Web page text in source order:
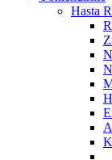
Hasta